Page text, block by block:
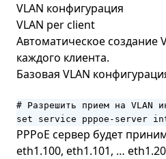
VLAN конфигурация
VLAN per client
Автоматическое создание
каждого клиента.
Базовая VLAN
# Разрешить прием на VLAN
set service pppoe-server
PPPoE сервер будет
eth1.100, eth1.101, …